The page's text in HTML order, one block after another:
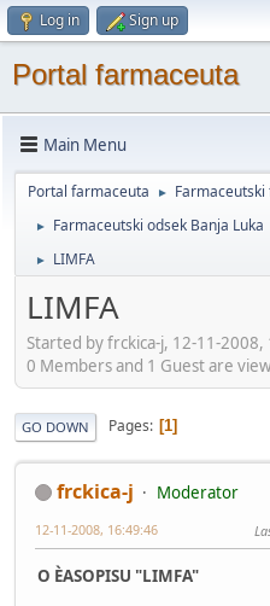
Log in Sign up
Portal farmaceuta
Main Menu
Portal farmaceuta ►
► Farmaceutski odsek Banja Luka
► LIMFA
LIMFA
Started by frckica-j, 12-11-2008,
0 Members and 1 Guest are
GO DOWN Pages 1
frckica-j Moderator
12-11-2008, 16:49:46
O ÈASOPISU "LIMFA"